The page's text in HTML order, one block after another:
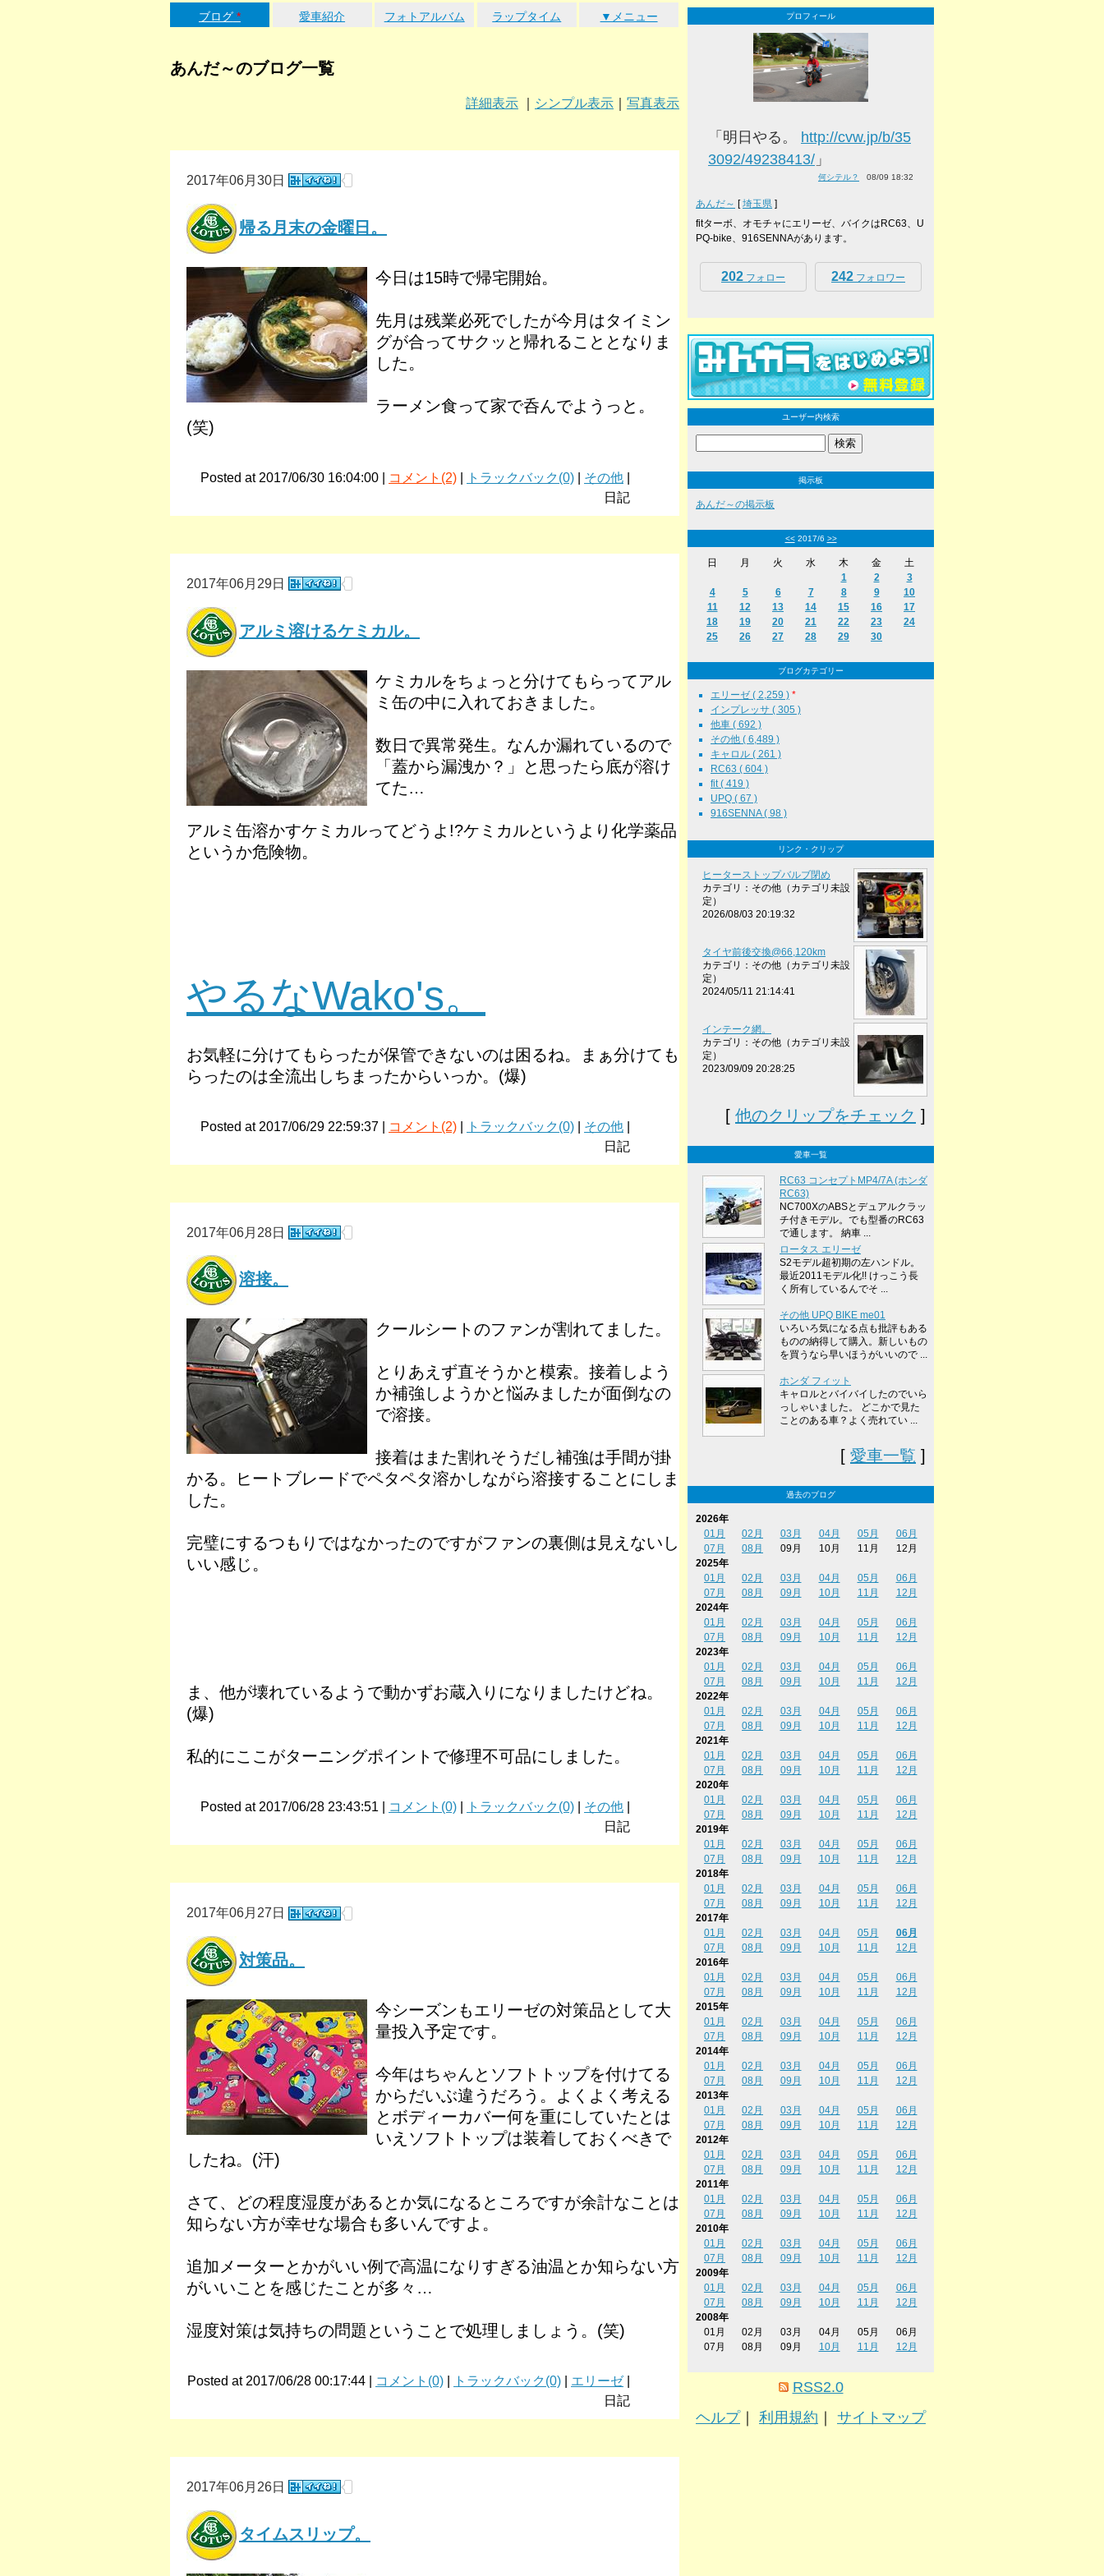
ブログ* 愛車紹介 フォトアルバム ラップタイム ▼メニュー
あんだ～のブログ一覧
詳細表示 シンプル表示 写真表示
2017年06月30日
帰る月末の金曜日。
今日は15時で帰宅開始。
先月は残業必死でしたが今月はタイミン
グが合ってサクッと帰れることとなりま
した。
ラーメン食って家で呑んでようっと。
(笑)
Posted at 2017/06/30 16:04:00 | コメント(2) トラックバック(0) その他
日記
2017年06月29日
アルミ溶けるケミカル。
ケミカルをちょっと分けてもらってアル
ミ缶の中に入れておきました。
数日で異常発生。なんか漏れているので
「蓋から漏洩か？」と思ったら底が溶け
てた…
アルミ缶溶かすケミカルってどうよ!?ケミカルというより化学薬品
というか危険物。
やるなWako's。
お気軽に分けてもらったが保管できないのは困るね。まぁ分けても
らったのは全流出しちまったからいっか。(爆)
Posted at 2017/06/29 22:59:37 | コメント(2) トラックバック(0) その他
日記
2017年06月28日
溶接。
クールシートのファンが割れてました。
とりあえず直そうかと模索。接着しよう
か補強しようかと悩みましたが面倒なの
で溶接。
接着はまた割れそうだし補強は手間が掛
かる。ヒートブレードでペタペタ溶かしながら溶接することにしま
した。
完璧にするつもりではなかったのですがファンの裏側は見えないし
いい感じ。
ま、他が壊れているようで動かずお蔵入りになりましたけどね。
(爆)
私的にここがターニングポイントで修理不可品にしました。
Posted at 2017/06/28 23:43:51 | コメント(0) トラックバック(0) その他
日記
2017年06月27日
対策品。
今シーズンもエリーゼの対策品として大
量投入予定です。
今年はちゃんとソフトトップを付けてる
からだいぶ違うだろう。よくよく考える
とボディーカバー何を重にしていたとは
いえソフトトップは装着しておくべきで
したね。(汗)
さて、どの程度湿度があるとか気になるところですが余計なことは
知らない方が幸せな場合も多いんですよ。
追加メーターとかがいい例で高温になりすぎる油温とか知らない方
がいいことを感じたことが多々…
湿度対策は気持ちの問題ということで処理しましょう。(笑)
Posted at 2017/06/28 00:17:44 | コメント(0) トラックバック(0) エリーゼ|
日記
2017年06月26日
タイムスリップ。
プロフィール
「明日やる。 http://cvw.jp/b/35
3092/49238413/ 」
何シテル？ 08/09 18:32
あんだ～ [埼玉県 ]
fitターボ、オモチャにエリーゼ、バイクはRC63、U
PQ-bike、916SENNAがあります。
202 フォロー 242 フォロワー
ユーザー内検索
掲示板
あんだ～の掲示板
<<2017/6 >>
日 月 火 水 木 金
土
1
2
3
4
5 6 7 8 9
10
11
12 13 14 15 16
17
18
19 20 21 22 23
24
25
26 27 28 29 30
ブログカテゴリー
エリーゼ ( 2,259 ) *
インプレッサ ( 305 )
他車 ( 692 )
その他 ( 6,489 )
キャロル ( 261 )
RC63 ( 604 )
fit ( 419 )
UPQ ( 67 )
916SENNA ( 98 )
リンク・クリップ
ヒーターストップバルブ閉め
カテゴリ：その他（カテゴリ未設
定）
2026/08/03 20:19:32
タイヤ前後交換@66,120km
カテゴリ：その他（カテゴリ未設
定）
2024/05/11 21:14:41
インテーク網。
カテゴリ：その他（カテゴリ未設
定）
2023/09/09 20:28:25
[ 他のクリップをチェック ]
愛車一覧
RC63 コンセプトMP4/7A (ホンダ
RC63)
NC700XのABSとデュアルクラッ
チ付きモデル。でも型番のRC63
で通します。 納車 ...
ロータス エリーゼ
S2モデル超初期の左ハンドル。
最近2011モデル化!! けっこう長
く所有しているんでそ ...
その他 UPQ BIKE me01
いろいろ気になる点も批評もある
ものの納得して購入。新しいもの
を買うなら早いほうがいいので ...
ホンダ フィット
キャロルとバイバイしたのでいら
っしゃいました。 どこかで見た
ことのある車？よく売れてい ...
[ 愛車一覧 ]
過去のブログ
2026年
01月
02月 03月 04月 05月
06月
07月
08月 09月 10月 11月
12月
2025年
01月
02月 03月 04月 05月
06月
07月
08月 09月 10月 11月
12月
2024年
01月
02月 03月 04月 05月
06月
07月
08月 09月 10月 11月
12月
2023年
01月
02月 03月 04月 05月
06月
07月
08月 09月 10月 11月
12月
2022年
01月
02月 03月 04月 05月
06月
07月
08月 09月 10月 11月
12月
2021年
01月
02月 03月 04月 05月
06月
07月
08月 09月 10月 11月
12月
2020年
01月
02月 03月 04月 05月
06月
07月
08月 09月 10月 11月
12月
2019年
01月
02月 03月 04月 05月
06月
07月
08月 09月 10月 11月
12月
2018年
01月
02月 03月 04月 05月
06月
07月
08月 09月 10月 11月
12月
2017年
01月
02月 03月 04月 05月
06月
07月
08月 09月 10月 11月
12月
2016年
01月
02月 03月 04月 05月
06月
07月
08月 09月 10月 11月
12月
2015年
01月
02月 03月 04月 05月
06月
07月
08月 09月 10月 11月
12月
2014年
01月
02月 03月 04月 05月
06月
07月
08月 09月 10月 11月
12月
2013年
01月
02月 03月 04月 05月
06月
07月
08月 09月 10月 11月
12月
2012年
01月
02月 03月 04月 05月
06月
07月
08月 09月 10月 11月
12月
2011年
01月
02月 03月 04月 05月
06月
07月
08月 09月 10月 11月
12月
2010年
01月
02月 03月 04月 05月
06月
07月
08月 09月 10月 11月
12月
2009年
01月
02月 03月 04月 05月
06月
07月
08月 09月 10月 11月
12月
2008年
01月
02月 03月 04月 05月
06月
07月
08月 09月 10月 11月 12月
RSS2.0
ヘルプ｜ 利用規約 サイトマップ